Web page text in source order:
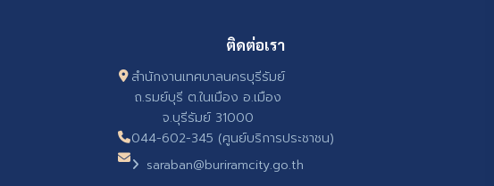
ติดต่อเรา
สำนักงานเทศบาลนครบุรีรัมย์
ถ.รมย์บุรี ต.ในเมือง อ.เมือง
จ.บุรีรัมย์ 31000
044-602-345 (ศูนย์บริการประชาชน)
saraban@buriramcity.go.th